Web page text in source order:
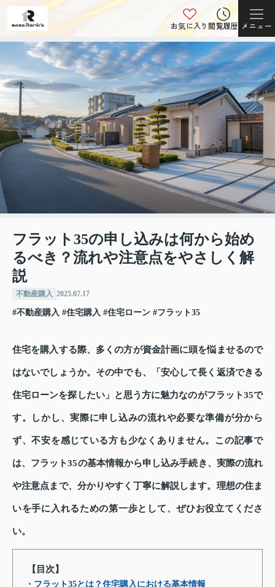
お気に入り閲覧履歴 メニュー
フラット35の申し込みは何から始め
るべき？流れや注意点をやさしく解
説
不動産購入 2025.07.17
#不動産購入 #住宅購入 #住宅ローン #フラット35
住宅を購入する際、多くの方が資金計画に頭を悩ませるので
はないでしょうか。その中でも、「安心して長く返済できる
住宅ローンを探したい」と思う方に魅力なのがフラット35で
す。しかし、実際に申し込みの流れや必要な準備が分から
ず、不安を感じている方も少なくありません。この記事で
は、フラット35の基本情報から申し込み手続き、実際の流れ
や注意点まで、分かりやすく丁寧に解説します。理想の住ま
いを手に入れるための第一歩として、ぜひお役立てくださ
い。
【目次】
・フラット35とは？住宅購入における基本情報